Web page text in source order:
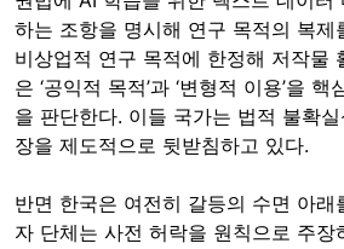
하는 조항을 명시해 연구 목적의 복제
비상업적 연구 목적에 한정해 저작물
은 ‘공익적 목적’과 ‘변형적 이용’을
을 판단한다. 이들 국가는 법적 불확
장을 제도적으로 뒷받침하고 있다.
반면 한국은 여전히 갈등의 수면 아래
자 단체는 사전 허락을 원칙으로 주장